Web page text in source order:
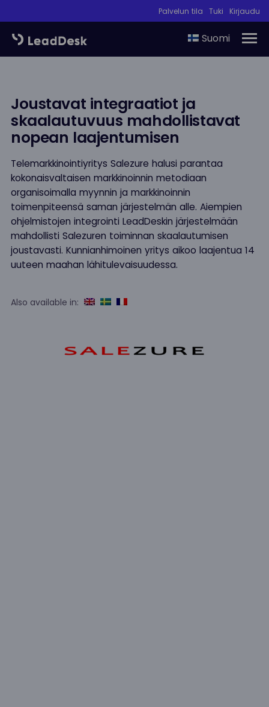
Palvelun tila Tuki Kirjaudu
Suomi
Joustavat integraatiot ja
skaalautuvuus mahdollistavat
nopean laajentumisen
Telemarkkinointiyritys Salezure halusi parantaa
kokonaisvaltaisen markkinoinnin metodiaan
organisoimalla myynnin ja markkinoinnin
toimenpiteensä saman järjestelmän alle. Aiempien
ohjelmistojen integrointi LeadDeskin järjestelmään
mahdollisti Salezuren toiminnan skaalautumisen
joustavasti. Kunnianhimoinen yritys aikoo laajentua 14
uuteen maahan lähitulevaisuudessa.
Also available in: